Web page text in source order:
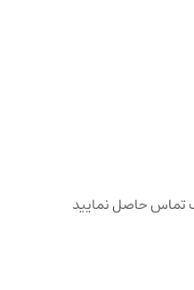
تماس حاصل نمایید